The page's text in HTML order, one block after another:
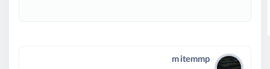
m itemmp